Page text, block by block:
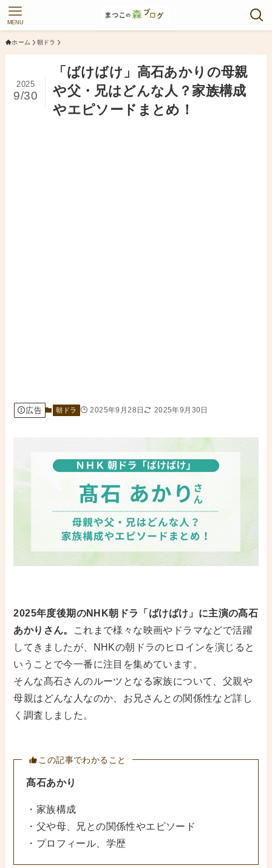
MENU
ホーム 朝ドラ
「ばけばけ」高石あかりの母親
や父・兄はどんな人？家族構成
やエピソードまとめ！
2025
9/30
広告 朝ドラ 2025年9月28日 2025年9月30日
2025年度後期のNHK朝ドラ「ばけばけ」に主演の髙石
あかりさん。
これまで様々な映画やドラマなどで活躍
してきましたが、NHKの朝ドラのヒロインを演じると
いうことで今一番に注目を集めています。
そんな髙石さんのルーツとなる家族について、父親や
母親はどんな人なのか、お兄さんとの関係性など詳し
く調査しました。
この記事でわかること
髙石あかり
・家族構成
・父や母、兄との関係性やエピソード
・プロフィール、学歴